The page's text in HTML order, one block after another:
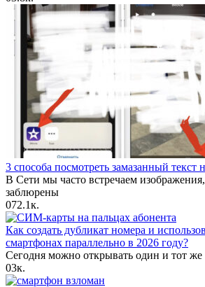
3 способа посмотреть замазанный текст
В Сети мы часто встречаем
заблюрены
072.1к.
Как создать дубликат номера и
смартфонах параллельно в 2026 году?
Сегодня можно открывать один и тот же
03к.